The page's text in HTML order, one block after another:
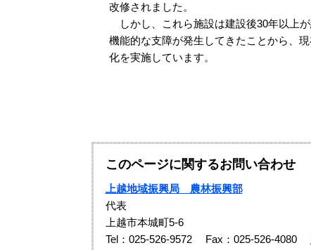
改修されました。
しかし、これら施設は建設後30年以上
機能的な支障が発生してきたことから、
化を実施しています。
このページに関するお問い合わせ
上越地域振興局 農林振興部
代表
上越市本城町5-6
Tel：025-526-9572
Fax：025-526-4080